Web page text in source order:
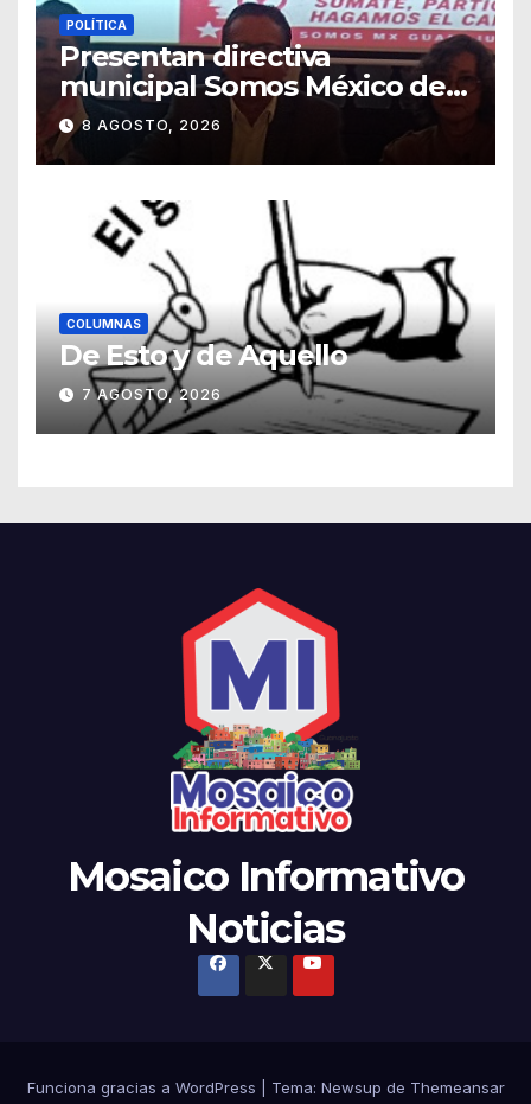
POLÍTICA
Presentan directiva
municipal Somos México de
Guanajuato
8 AGOSTO, 2026
COLUMNAS
De Esto y de Aquello
7 AGOSTO, 2026
Mosaico Informativo
Noticias
Funciona gracias a WordPress Tema: Newsup de Themeansar